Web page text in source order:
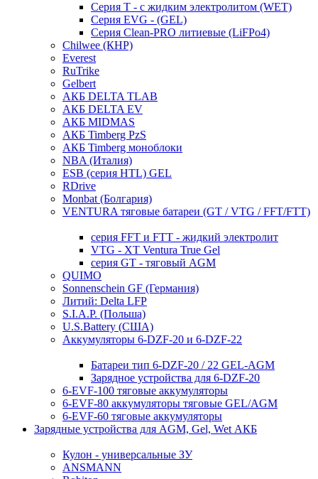
Серия T - с жидким электролитом (WET)
Серия EVG - (GEL)
Серия Clean-PRO литиевые (LiFPo4)
Chilwee (КНР)
Everest
RuTrike
Gelbert
АКБ DELTA TLAB
АКБ DELTA EV
АКБ MIDMAS
АКБ Timberg PzS
АКБ Timberg моноблоки
NBA (Италия)
ESB (серия HTL) GEL
RDrive
Monbat (Болгария)
VENTURA тяговые батареи (GT / VTG / FFT/FTT)
серия FFT и FTT - жидкий электролит
VTG - XT Ventura True Gel
серия GT - тяговый AGM
QUIMO
Sonnenschein GF (Германия)
Литий: Delta LFP
S.I.A.P. (Польша)
U.S.Battery (США)
Аккумуляторы 6-DZF-20 и 6-DZF-22
Батареи тип 6-DZF-20 / 22 GEL-AGM
Зарядное устройства для 6-DZF-20
6-EVF-100 тяговые аккумуляторы
6-EVF-80 аккумуляторы тяговые GEL/AGM
6-EVF-60 тяговые аккумуляторы
Зарядные устройства для AGM, Gel, Wet АКБ
Кулон - универсальные ЗУ
ANSMANN